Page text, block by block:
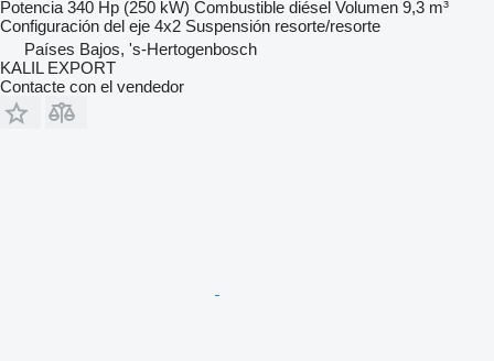
Potencia 340 Hp (250 kW) Combustible diésel Volumen 9,3 m³
Configuración del eje 4x2 Suspensión resorte/resorte
Países Bajos, 's-Hertogenbosch
KALIL EXPORT
Contacte con el vendedor